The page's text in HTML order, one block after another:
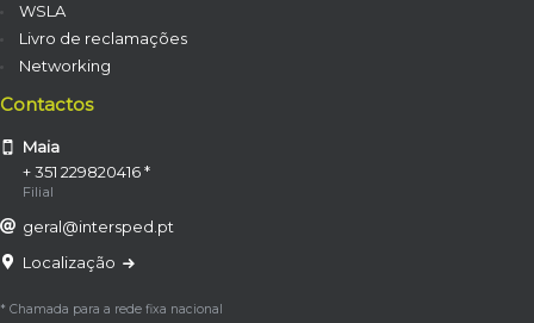
WSLA
Livro de reclamações
Networking
Contactos
Maia
+ 351 229820416 *
Filial
geral@intersped.pt
Localização
* Chamada para a rede fixa nacional